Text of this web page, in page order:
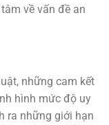
về vấn đề an
những cam kết
hình mức độ uy
ra những giới hạn